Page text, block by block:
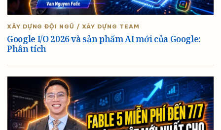
XÂY DỰNG ĐỘI NGŨ / XÂY DỰNG TEAM
Google I/O 2026 và sản phẩm AI mới của Google:
Phân tích